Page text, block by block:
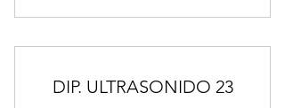
DIP. ULTRASONIDO 23